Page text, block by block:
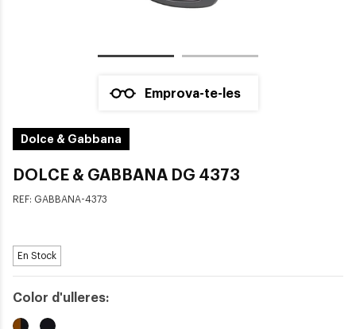
Emprova-te-les
Dolce & Gabbana
DOLCE & GABBANA DG 4373
REF: GABBANA-4373
En Stock
Color d'ulleres: